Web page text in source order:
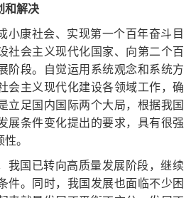
和解决
康社会、实现第一个百年奋斗目
社会主义现代化国家、向第二个百
阶段。自觉运用系统观念和系统方
会主义现代化建设各领域工作，确
立足国内国际两个大局，根据我国
展条件变化提出的要求，具有很强
。
国已转向高质量发展阶段，继续
件。同时，我国发展也面临不少困